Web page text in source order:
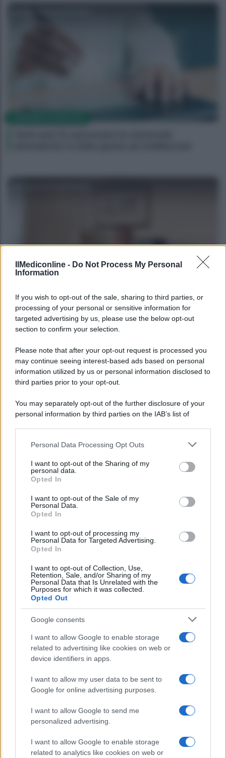
IlMediconline - Do Not Process My Personal
Information
If you wish to opt-out of the sale, sharing to third parties, or
processing of your personal or sensitive information for
targeted advertising by us, please use the below opt-out
section to confirm your selection.
Please note that after your opt-out request is processed you
may continue seeing interest-based ads based on personal
information utilized by us or personal information disclosed to
third parties prior to your opt-out.
You may separately opt-out of the further disclosure of your
personal information by third parties on the IAB’s list of
This information may also be disclosed by us to third parties
disclose it to other third parties.
Please note that this website/app uses one or more Google
services and may gather and store information including but
not limited to your visit or usage behaviour. You may click to
grant or deny consent to Google and its third-party tags to
consent section.
Personal Data Processing Opt Outs
I want to opt-out of the Sharing of my
personal data.
Opted In
I want to opt-out of the Sale of my
Personal Data.
Opted In
I want to opt-out of processing my
Personal Data for Targeted Advertising.
Opted In
I want to opt-out of Collection, Use,
Retention, Sale, and/or Sharing of my
Personal Data that Is Unrelated with the
Purposes for which it was collected.
Opted Out
Google consents
I want to allow Google to enable storage
related to advertising like cookies on web or
device identifiers in apps.
I want to allow my user data to be sent to
Google for online advertising purposes.
I want to allow Google to send me
personalized advertising.
I want to allow Google to enable storage
related to analytics like cookies on web or
Le fiduciarie di emanazione bancaria a
supporto delle operazioni di finanza
straordinaria e riassetti societari: intervista ad
Agenzia EvolutionAdv
Arredamento artigianale: pezzi unici che
raccontano storie
Lo sapevi che...
Avena ogni giorno: perché questo
cereale può migliorare davvero la
salute
Dieta e tumori: quattro abitudini
alimentari che possono aiutare a
ridurre il rischio
Venti anni fa nascevano le università
telematiche in Italia grazie ad
UniMarconi